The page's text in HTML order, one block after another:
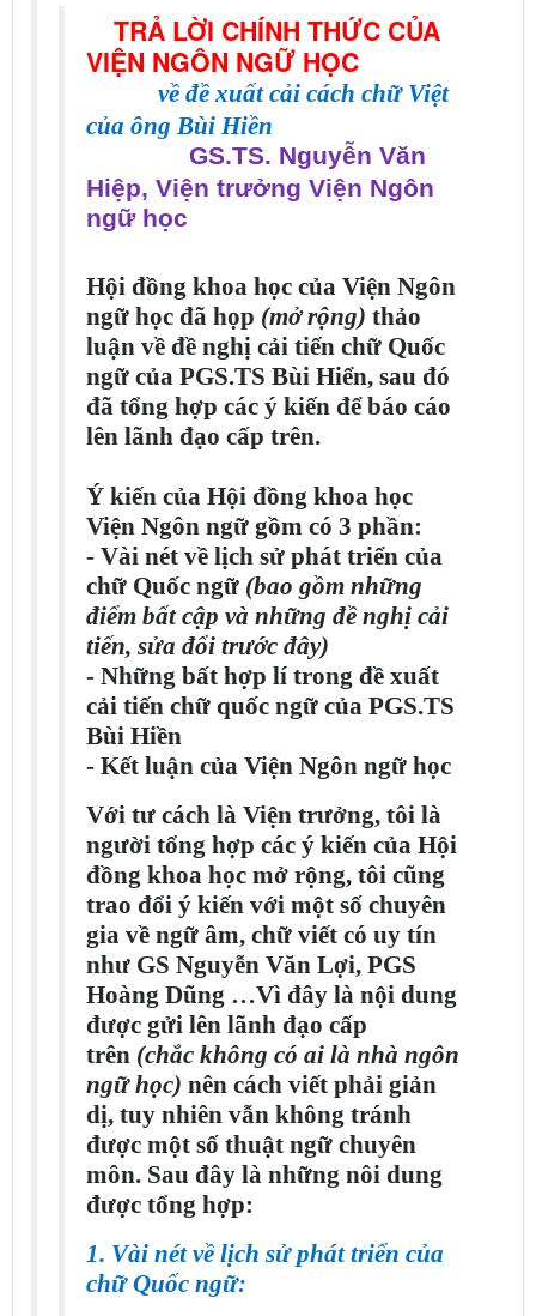
TRẢ LỜI CHÍNH THỨC CỦA
VIỆN NGÔN NGỮ HỌC
về đề xuất cải cách chữ Việt
của ông Bùi Hiền
GS.TS. Nguyễn Văn
Hiệp, Viện trưởng Viện Ngôn
ngữ học
Hội đồng khoa học của Viện Ngôn
ngữ học đã họp (mở rộng) thảo
luận về đề nghị cải tiến chữ Quốc
ngữ của PGS.TS Bùi Hiển, sau đó
đã tổng hợp các ý kiến để báo cáo
lên lãnh đạo cấp trên.
Ý kiến của Hội đồng khoa học
Viện Ngôn ngữ gồm có 3 phần:
- Vài nét về lịch sử phát triển của
chữ Quốc ngữ (bao gồm những
điểm bất cập và những đề nghị cải
tiến, sửa đổi trước đây)
- Những bất hợp lí trong đề xuất
cải tiến chữ quốc ngữ của PGS.TS
Bùi Hiền
- Kết luận của Viện Ngôn ngữ học
Với tư cách là Viện trưởng, tôi là
người tổng hợp các ý kiến của Hội
đồng khoa học mở rộng, tôi cũng
trao đổi ý kiến với một số chuyên
gia về ngữ âm, chữ viết có uy tín
như GS Nguyễn Văn Lợi, PGS
Hoàng Dũng …Vì đây là nội dung
được gửi lên lãnh đạo cấp
trên (chắc không có ai là nhà ngôn
ngữ học) nên cách viết phải giản
dị, tuy nhiên vẫn không tránh
được một số thuật ngữ chuyên
môn. Sau đây là những nôi dung
được tổng hợp:
1. Vài nét về lịch sử phát triển của
chữ Quốc ngữ: